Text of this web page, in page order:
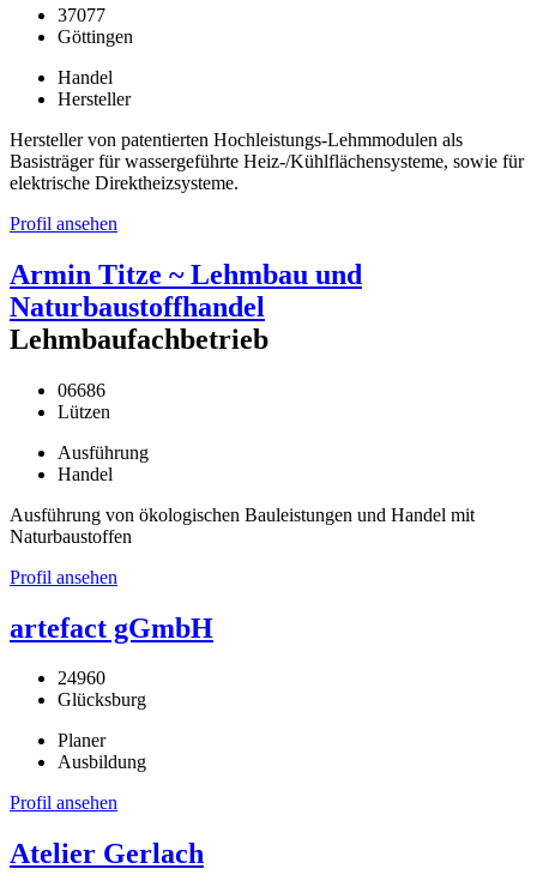
37077
Göttingen
Handel
Hersteller
Hersteller von patentierten Hochleistungs-Lehmmodulen als
Basisträger für wassergeführte Heiz-/Kühlflächensysteme, sowie für
elektrische Direktheizsysteme.
Profil ansehen
Armin Titze ~ Lehmbau und
Naturbaustoffhandel
Lehmbaufachbetrieb
06686
Lützen
Ausführung
Handel
Ausführung von ökologischen Bauleistungen und Handel mit
Naturbaustoffen
Profil ansehen
artefact gGmbH
24960
Glücksburg
Planer
Ausbildung
Profil ansehen
Atelier Gerlach